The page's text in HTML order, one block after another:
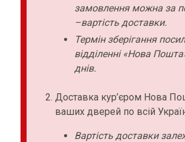
замовлення можна за
–вартість доставки.
Термін зберігання
відділенні «Нова
днів.
Доставка кур’єром Нова
ваших дверей по всій
Вартість доставки